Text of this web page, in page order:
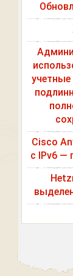
учетные
Cisco
с IPv6 —